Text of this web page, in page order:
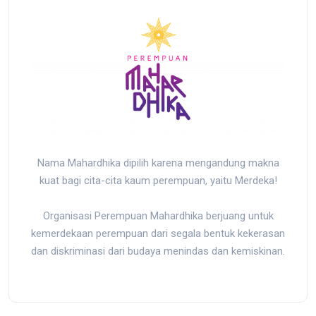
Nama Mahardhika dipilih karena mengandung makna
kuat bagi cita-cita kaum perempuan, yaitu Merdeka!
Organisasi Perempuan Mahardhika berjuang untuk
kemerdekaan perempuan dari segala bentuk kekerasan
dan diskriminasi dari budaya menindas dan kemiskinan.